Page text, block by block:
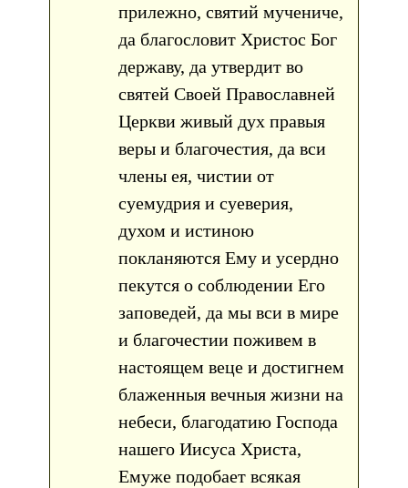
прилежно, святий мучениче,
да благословит Христос Бог
державу, да утвердит во
святей Своей Православней
Церкви живый дух правыя
веры и благочестия, да вси
члены ея, чистии от
суемудрия и суеверия,
духом и истиною
покланяются Ему и усердно
пекутся о соблюдении Его
заповедей, да мы вси в мире
и благочестии поживем в
настоящем веце и достигнем
блаженныя вечныя жизни на
небеси, благодатию Господа
нашего Иисуса Христа,
Емуже подобает всякая